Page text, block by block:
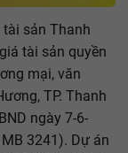
sản Thanh
tài sản quyền
mại, văn
TP. Thanh
ngày 7-6-
3241). Dự án